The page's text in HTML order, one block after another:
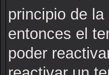
principio de
entonces el
poder